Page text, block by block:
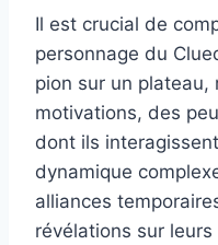
Il est crucial de
personnage du
pion sur un plateau,
motivations, des
dont ils
dynamique
alliances
révélations sur